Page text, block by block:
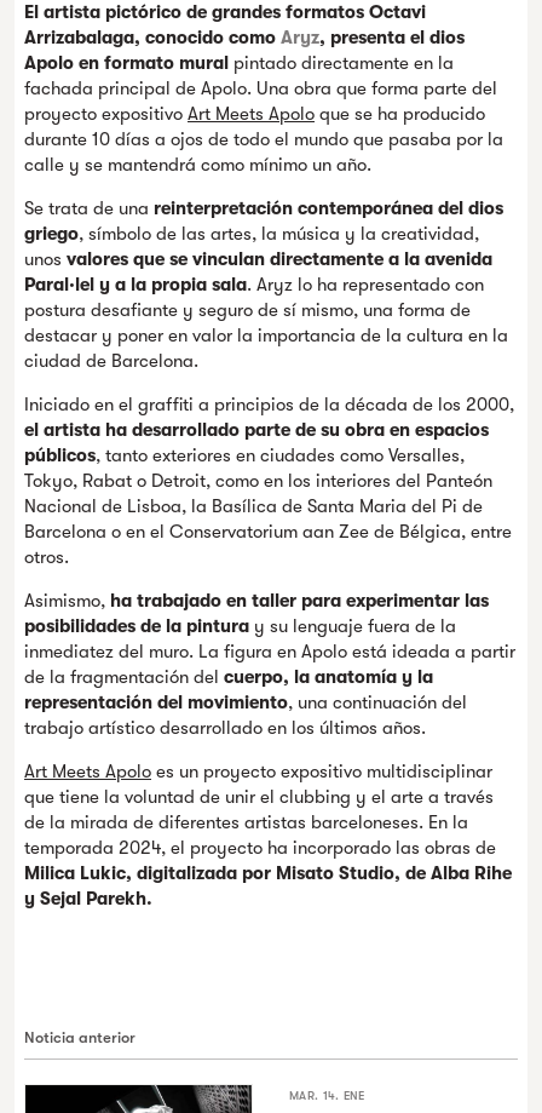
El artista pictórico de grandes formatos Octavi
Arrizabalaga, conocido como Aryz, presenta el dios
Apolo en formato mural pintado directamente en la
fachada principal de Apolo. Una obra que forma parte del
proyecto expositivo Art Meets Apolo que se ha producido
durante 10 días a ojos de todo el mundo que pasaba por la
calle y se mantendrá como mínimo un año.
Se trata de una reinterpretación contemporánea del dios
griego, símbolo de las artes, la música y la creatividad,
unos valores que se vinculan directamente a la avenida
Paral·lel y a la propia sala. Aryz lo ha representado con
postura desafiante y seguro de sí mismo, una forma de
destacar y poner en valor la importancia de la cultura en la
ciudad de Barcelona.
Iniciado en el graffiti a principios de la década de los 2000,
el artista ha desarrollado parte de su obra en espacios
públicos, tanto exteriores en ciudades como Versalles,
Tokyo, Rabat o Detroit, como en los interiores del Panteón
Nacional de Lisboa, la Basílica de Santa Maria del Pi de
Barcelona o en el Conservatorium aan Zee de Bélgica, entre
otros.
Asimismo, ha trabajado en taller para experimentar las
posibilidades de la pintura y su lenguaje fuera de la
inmediatez del muro. La figura en Apolo está ideada a partir
de la fragmentación del cuerpo, la anatomía y la
representación del movimiento, una continuación del
trabajo artístico desarrollado en los últimos años.
Art Meets Apolo es un proyecto expositivo multidisciplinar
que tiene la voluntad de unir el clubbing y el arte a través
de la mirada de diferentes artistas barceloneses. En la
temporada 2024, el proyecto ha incorporado las obras de
Milica Lukic, digitalizada por Misato Studio, de Alba Rihe
y Sejal Parekh.
Noticia anterior
MAR. 14. ENE